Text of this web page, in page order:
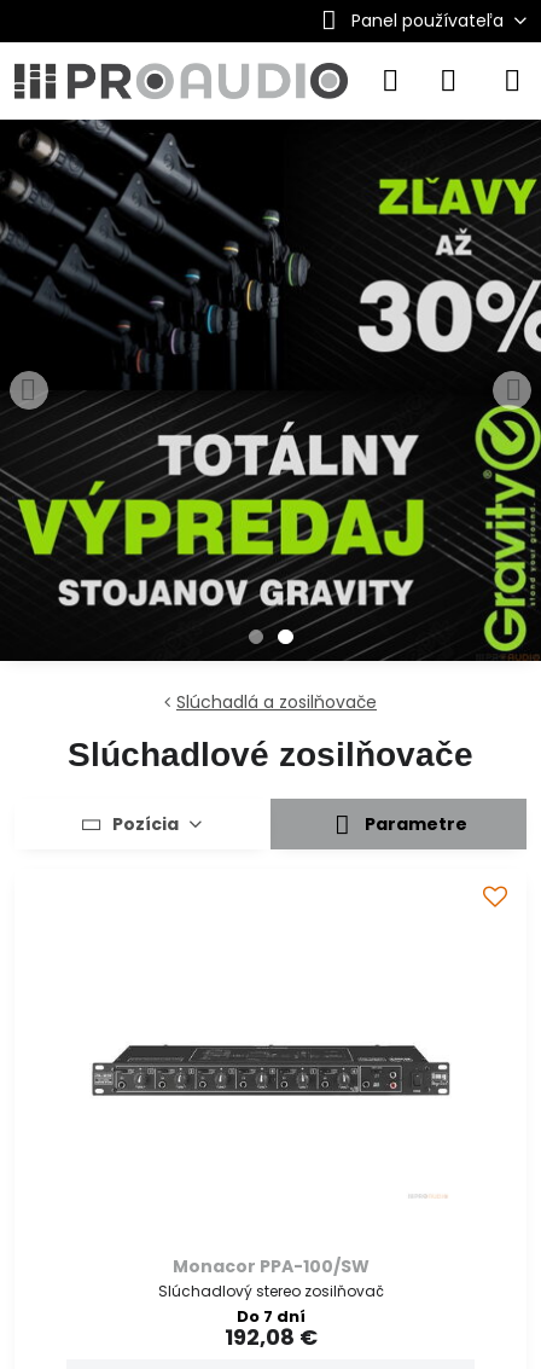
Panel používateľa
Slúchadlá a zosilňovače
Slúchadlové zosilňovače
Pozícia Parametre
Monacor PPA-100/SW
Slúchadlový stereo zosilňovač
Do 7 dní
192,08 €